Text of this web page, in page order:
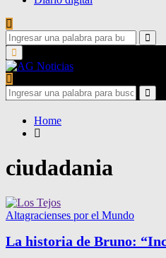
Search
for:Primary
Menu
Search
for:
Home
ciudadania
Altagracienses por el Mundo
La historia de Bruno: